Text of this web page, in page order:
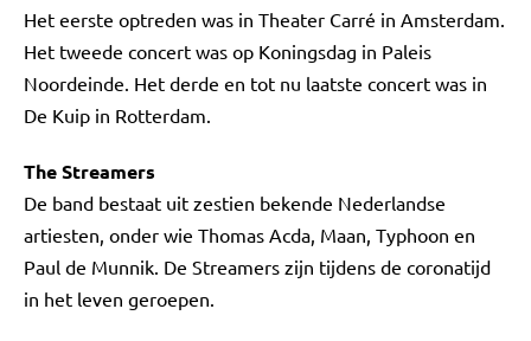
Het eerste optreden was in Theater Carré in Amsterdam.
Het tweede concert was op Koningsdag in Paleis
Noordeinde. Het derde en tot nu laatste concert was in
De Kuip in Rotterdam.
The Streamers
De band bestaat uit zestien bekende Nederlandse
artiesten, onder wie Thomas Acda, Maan, Typhoon en
Paul de Munnik. De Streamers zijn tijdens de coronatijd
in het leven geroepen.